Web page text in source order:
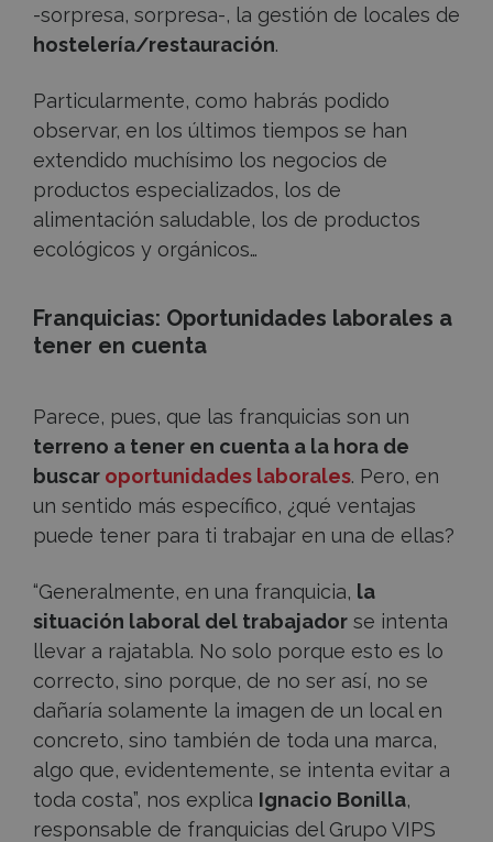
-sorpresa, sorpresa-, la gestión de locales de
hostelería/restauración.
Particularmente, como habrás podido
observar, en los últimos tiempos se han
extendido muchísimo los negocios de
productos especializados, los de
alimentación saludable, los de productos
ecológicos y orgánicos…
Franquicias: Oportunidades laborales a
tener en cuenta
Parece, pues, que las franquicias son un
terreno a tener en cuenta a la hora de
buscar oportunidades laborales. Pero, en
un sentido más específico, ¿qué ventajas
puede tener para ti trabajar en una de ellas?
“Generalmente, en una franquicia, la
situación laboral del trabajador se intenta
llevar a rajatabla. No solo porque esto es lo
correcto, sino porque, de no ser así, no se
dañaría solamente la imagen de un local en
concreto, sino también de toda una marca,
algo que, evidentemente, se intenta evitar a
toda costa”, nos explica Ignacio Bonilla,
responsable de franquicias del Grupo VIPS